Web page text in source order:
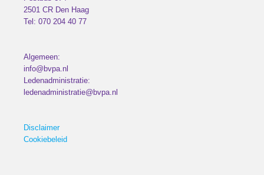
2501 CR Den Haag
Tel: 070 204 40 77
Algemeen:
info@bvpa.nl
Ledenadministratie:
ledenadministratie@bvpa.nl
Disclaimer
Cookiebeleid